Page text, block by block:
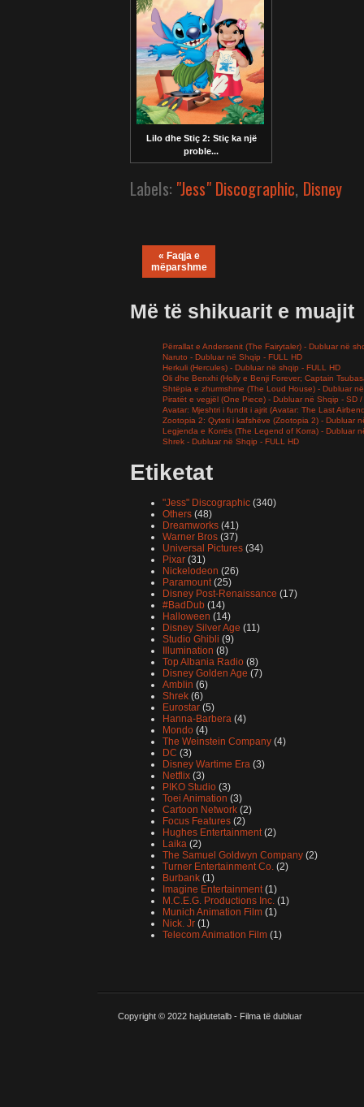
Lilo dhe Stiç 2: Stiç ka një
proble...
Labels: "Jess" Discographic, Disney
« Faqja e
mëparshme
Më të shikuarit e muajit
Përrallat e Andersenit (The Fairytaler) - Dubluar në
Naruto - Dubluar në Shqip - FULL HD
Herkuli (Hercules) - Dubluar në shqip - FULL HD
Oli dhe Benxhi (Holly e Benji Forever; Captain
Shtëpia e zhurmshme (The Loud House) - Dubluar
Piratët e vegjël (One Piece) - Dubluar në Shqip - SD /
Avatar: Mjeshtri i fundit i ajrit (Avatar: The Last
Zootopia 2: Qyteti i kafshëve (Zootopia 2) - Dubluar
Legjenda e Korrës (The Legend of Korra) - Dubluar
Shrek - Dubluar në Shqip - FULL HD
Etiketat
"Jess" Discographic (340)
Others (48)
Dreamworks (41)
Warner Bros (37)
Universal Pictures (34)
Pixar (31)
Nickelodeon (26)
Paramount (25)
Disney Post-Renaissance (17)
#BadDub (14)
Halloween (14)
Disney Silver Age (11)
Studio Ghibli (9)
Illumination (8)
Top Albania Radio (8)
Disney Golden Age (7)
Amblin (6)
Shrek (6)
Eurostar (5)
Hanna-Barbera (4)
Mondo (4)
The Weinstein Company (4)
DC (3)
Disney Wartime Era (3)
Netflix (3)
PIKO Studio (3)
Toei Animation (3)
Cartoon Network (2)
Focus Features (2)
Hughes Entertainment (2)
Laika (2)
The Samuel Goldwyn Company (2)
Turner Entertainment Co. (2)
Burbank (1)
Imagine Entertainment (1)
M.C.E.G. Productions Inc. (1)
Munich Animation Film (1)
Nick. Jr (1)
Telecom Animation Film (1)
Copyright © 2022 hajdutetalb - Filma të dubluar